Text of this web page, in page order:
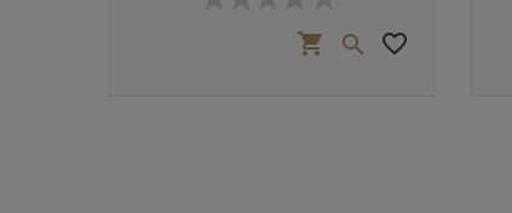
shopping_cart  favorite_border